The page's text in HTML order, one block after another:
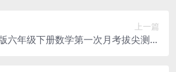
上一篇
六年级下册数学第一次月考拔尖测试